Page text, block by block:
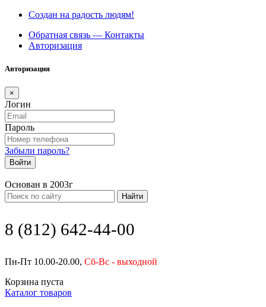
Создан на радость людям!
Обратная связь — Контакты
Авторизация
Авторизация
×
Логин
Пароль
Забыли пароль?
Войти
Основан в 2003г
Найти
8 (812) 642-44-00
Пн-Пт 10.00-20.00, Сб-Вс - выходной
Корзина пуста
Каталог товаров